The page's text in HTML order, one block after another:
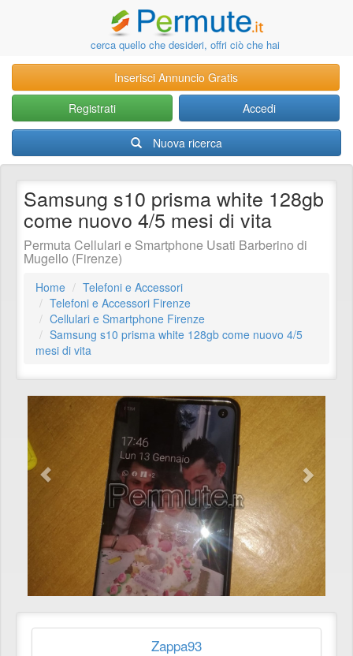
cerca quello che desideri, offri ciò che hai
Inserisci Annuncio Gratis
Registrati
Accedi
Nuova ricerca
Samsung s10 prisma white 128gb
come nuovo 4/5 mesi di vita
Permuta Cellulari e Smartphone Usati Barberino di
Mugello (Firenze)
Home
Telefoni e Accessori
Telefoni e Accessori Firenze
Cellulari e Smartphone Firenze
Samsung s10 prisma white 128gb come nuovo 4/5
mesi di vita
Zappa93